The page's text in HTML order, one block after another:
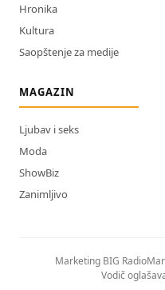
Hronika
Kultura
Saopštenje za medije
MAGAZIN
Ljubav i seks
Moda
ShowBiz
Zanimljivo
Marketing BIG Radio
Vodič